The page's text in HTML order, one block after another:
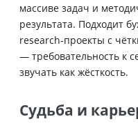
массиве задач и
результата. Подходит
research-проекты с
— требовательность к
звучать как жёсткость.
Судьба и